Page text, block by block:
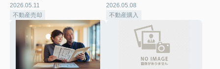
2026.05.11
不動産売却
2026.05.08
不動産購入